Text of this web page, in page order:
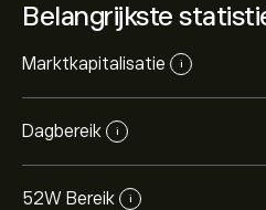
Belangrijkste
Marktkapitalisatie i
Dagbereik i
52W Bereik i